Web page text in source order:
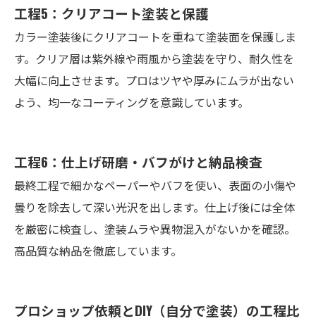
工程5：クリアコート塗装と保護
カラー塗装後にクリアコートを重ねて塗装面を保護しま
す。クリア層は紫外線や雨風から塗装を守り、耐久性を
大幅に向上させます。プロはツヤや厚みにムラが出ない
よう、均一なコーティングを意識しています。
工程6：仕上げ研磨・バフがけと納品検査
最終工程で細かなペーパーやバフを使い、表面の小傷や
曇りを除去して深い光沢を出します。仕上げ後には全体
を厳密に検査し、塗装ムラや異物混入がないかを確認。
高品質な納品を徹底しています。
プロショップ依頼とDIY（自分で塗装）の工程比